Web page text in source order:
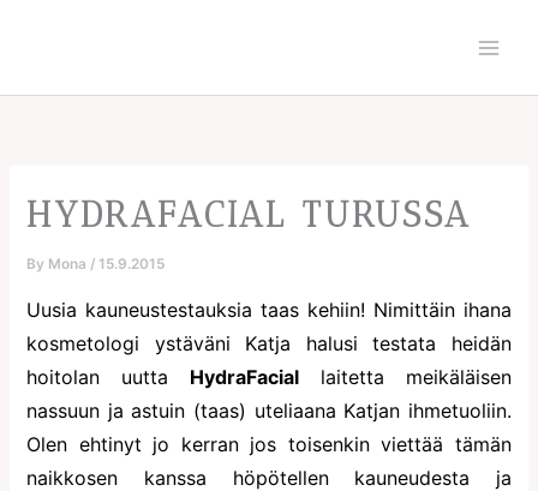
HYDRAFACIAL TURUSSA
By Mona /15.9.2015
Uusia kauneustestauksia taas kehiin! Nimittäin ihana
kosmetologi ystäväni Katja halusi testata heidän
hoitolan uutta HydraFacial laitetta meikäläisen
nassuun ja astuin (taas) uteliaana Katjan ihmetuoliin.
Olen ehtinyt jo kerran jos toisenkin viettää tämän
naikkosen kanssa höpötellen kauneudesta ja